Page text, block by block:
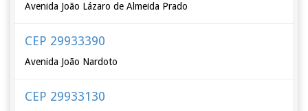
Avenida João Lázaro de Almeida Prado
CEP 29933390
Avenida João Nardoto
CEP 29933130